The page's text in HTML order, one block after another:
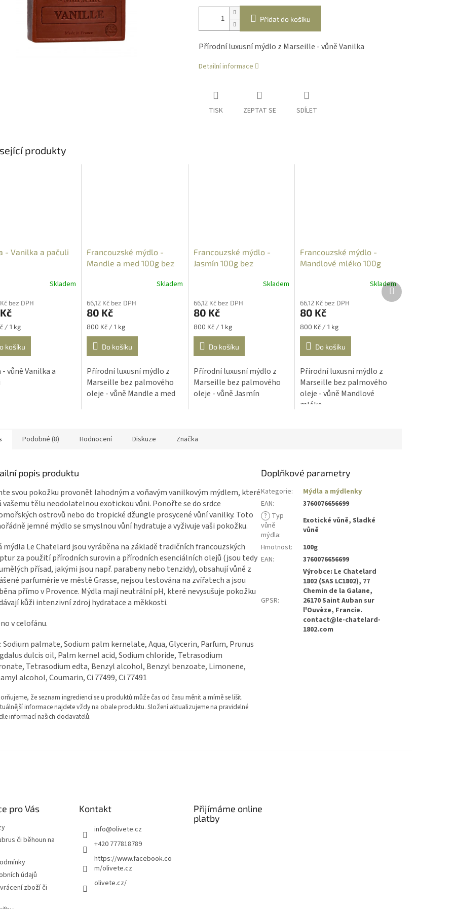
Přidat do košíku
Přírodní luxusní mýdlo z Marseille - vůně Vanilka
Detailní informace
TISK ZEPTAT SE SDÍLET
produkty
- Vanilka a pačuli
Skladem
bez DPH
/ 1 kg
košíku
- vůně Vanilka a
Francouzské mýdlo -
Mandle a med 100g bez
Skladem
66,12 Kč bez DPH
80 Kč
Měrná
cena:
800 Kč / 1 kg
Do košíku
Přírodní luxusní mýdlo z
Marseille bez palmového
oleje - vůně Mandle a med
Francouzské mýdlo -
Jasmín 100g bez
produktu
je
4,3
hvězdiček.
Skladem
66,12 Kč bez DPH
80 Kč
Měrná
cena:
800 Kč / 1 kg
Do košíku
Přírodní luxusní mýdlo z
Marseille bez palmového
oleje - vůně Jasmín
Francouzské mýdlo -
Mandlové mléko 100g
Skladem
66,12 Kč bez DPH
80 Kč
Měrná
cena:
800 Kč / 1 kg
Do košíku
Přírodní luxusní mýdlo z
Marseille bez palmového
oleje - vůně Mandlové
mléko
Další
produkt
Podobné (8) Hodnocení Diskuze Značka
popis produktu
svou pokožku provonět lahodným a voňavým vanilkovým mýdlem, které
vašemu tělu neodolatelnou exotickou vůni. Ponořte se do srdce
ostrovů nebo do tropické džungle prosycené vůní vanilky. Toto
jemné mýdlo se smyslnou vůní hydratuje a vyživuje vaši pokožku.
mýdla Le Chatelard jsou vyráběna na základě tradičních francouzských
za použití přírodních surovin a přírodních esenciálních olejů (jsou tedy
přísad, jakými jsou např. parabeny nebo tenzidy), obsahují vůně z
parfumérie ve městě Grasse, nejsou testována na zvířatech a jsou
přímo v Provence. Mýdla mají neutrální pH, které nevysušuje pokožku
kůži intenzivní zdroj hydratace a měkkosti.
v celofánu.
Sodium palmate, Sodium palm kernelate, Aqua, Glycerin, Parfum, Prunus
dulcis oil, Palm kernel acid, Sodium chloride, Tetrasodium
Tetrasodium edta, Benzyl alcohol, Benzyl benzoate, Limonene,
alcohol, Coumarin, Ci 77499, Ci 77491
že seznam ingrediencí se u produktů může čas od času měnit a mírně se lišit.
informace najdete vždy na obale produktu. Složení aktualizujeme na pravidelné
informací našich dodavatelů.
Doplňkové parametry
Kategorie:
Mýdla a mýdlenky
EAN:
3760076656699
? Typ
vůně
mýdla:
Exotické vůně, Sladké
vůně
Hmotnost:
100g
EAN: 3760076656699
GPSR:
Výrobce: Le Chatelard
1802 (SAS LC1802), 77
Chemin de la Galane,
26170 Saint Auban sur
l'Ouvèze, Francie.
contact@le-chatelard-
1802.com
pro Vás
či běhoun na
údajů
zboží či
Kontakt
info@olivete.cz
+420 777818789
https://www.facebook.co
m/olivete.cz
olivete.cz/
Přijímáme online
platby